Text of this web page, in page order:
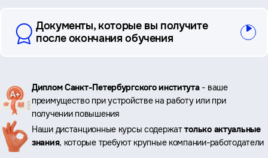
Документы, которые вы получите
после окончания обучения
Ключевые
преимущества
Диплом Санкт-Петербургского института- ваше
преимущество при устройстве на работу или при
получении повышения
Наши дистанционные курсы содержаттолько актуальные
знания, которые требуют крупные компании-работодатели